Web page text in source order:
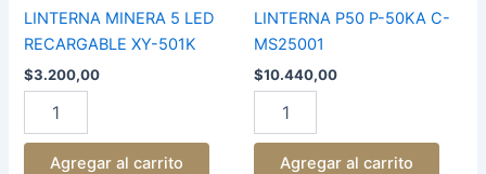
LINTERNA MINERA 5 LED
RECARGABLE XY-501K
$3.200,00
LED
RECARGABLE
501K
cantidad
Agregar al carrito
LINTERNA P50 P-50KA C-
MS25001
$10.440,00
50KA
C-
cantidad
Agregar al carrito